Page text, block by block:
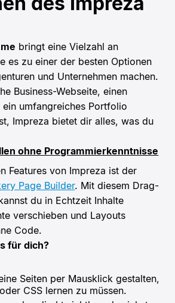
bringt eine Vielzahl an
es zu einer der besten Optionen
und Unternehmen machen.
Business-Webseite, einen
umfangreiches Portfolio
Impreza bietet dir alles, was du
ohne Programmierkenntnisse
Features von Impreza ist der
Page Builder. Mit diesem Drag-
du in Echtzeit Inhalte
verschieben und Layouts
Code.
für dich?
Seiten per Mausklick gestalten,
CSS lernen zu müssen.